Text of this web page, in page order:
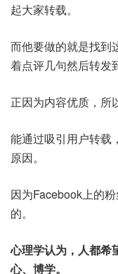
起大家转载。
而他要做的就是找到
着点评几句然后转发
正因为内容优质，所
能通过吸引用户转载
原因。
因为Facebook上的
的。
心理学认为，人都希
心、博学。